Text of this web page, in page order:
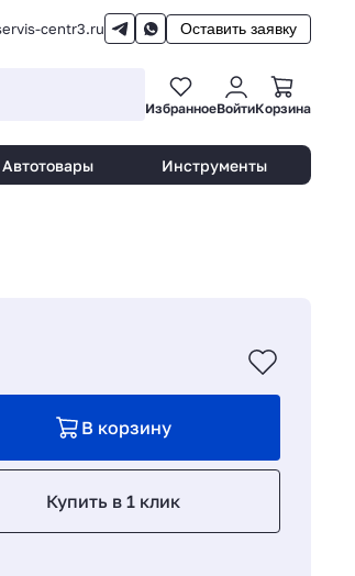
centr3.ru Оставить заявку
ИзбранноеВойтиКорзина
Автотовары Инструменты
В корзину
Купить в 1 клик